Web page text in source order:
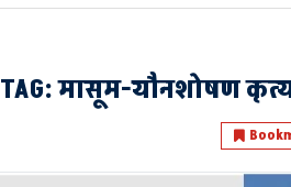
TAG:मासूम-यौनशोषण